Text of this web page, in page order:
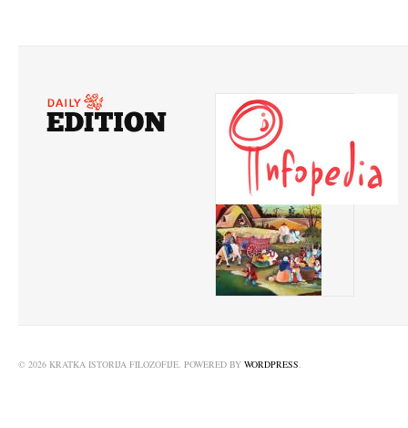
© 2026 KRATKA ISTORIJA FILOZOFIJE. POWERED BY WORDPRESS.